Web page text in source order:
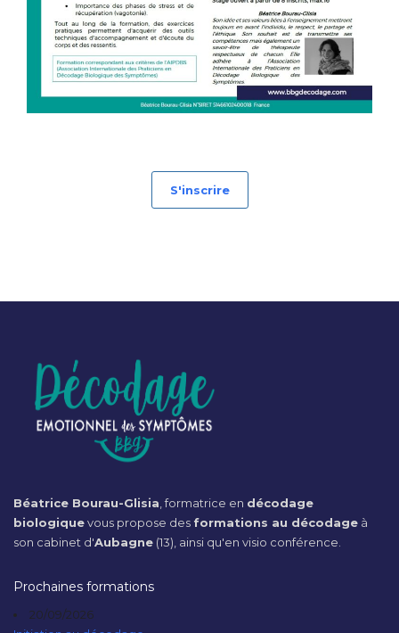
S'inscrire
Béatrice Bourau-Glisia , formatrice en décodage
biologiquevous propose des formations au décodage à
son cabinet d'Aubagne (13), ainsi qu'en visio conférence.
Prochaines formations
20/09/2026